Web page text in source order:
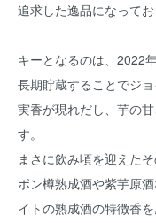
追求した逸品になってお
キーとなるのは、2022
長期貯蔵することでジ
実香が現れだし、芋の
す。
まさに飲み頃を迎えた
ボン樽熟成酒や紫芋原
イトの熟成酒の特徴香